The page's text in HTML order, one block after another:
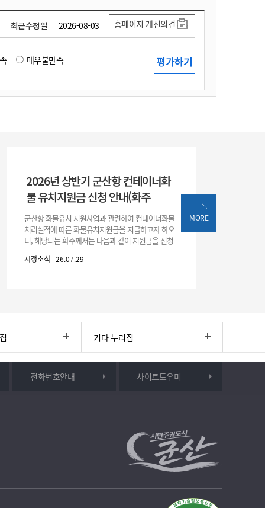
최근수정일 2026-08-03 홈페이지 개선의견
매우불만족
2026년 상반기 군산항 컨테이너화
물 유치지원금 신청 안내(화주
군산항 화물유치 지원사업과 관련하여 컨테이너화물
처리실적에 따른 화물유치지원금을 지급하고자 하오
니, 해당되는 화주께서는 다음과 같이 지원금을 신청
(6개월
시정소식 | 26.07.29
MORE
기타 누리집
전화번호안내 사이트도우미